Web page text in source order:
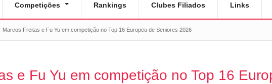
Competições Rankings Clubes Filiados Links
Marcos Freitas e Fu Yu em competição no Top 16 Europeu de Seniores 2026
e Fu Yu em competição no Top 16